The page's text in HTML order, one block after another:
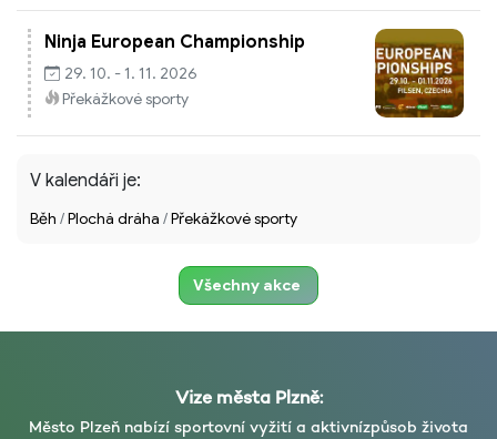
Ninja European Championship
29. 10. - 1. 11. 2026
Překážkové sporty
V kalendáři je:
Běh /Plochá dráha /Překážkové sporty
Všechny akce
Vize města Plzně:
Město Plzeň nabízí sportovní vyžití a aktivnízpůsob života